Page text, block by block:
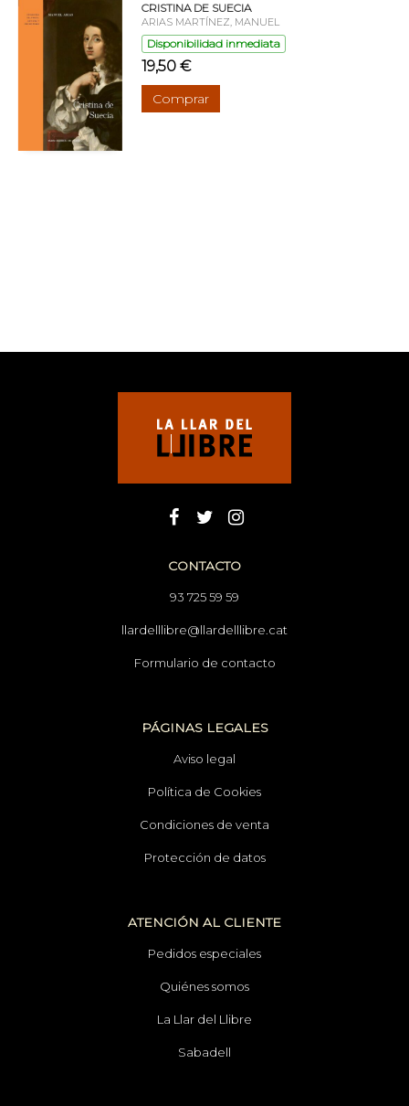
CRISTINA DE SUECIA
ARIAS MARTÍNEZ, MANUEL
Disponibilidad inmediata
19,50 €
Comprar
CONTACTO
93 725 59 59
llardelllibre@llardelllibre.cat
Formulario de contacto
PÁGINAS LEGALES
Aviso legal
Política de Cookies
Condiciones de venta
Protección de datos
ATENCIÓN AL CLIENTE
Pedidos especiales
Quiénes somos
La Llar del Llibre
Sabadell